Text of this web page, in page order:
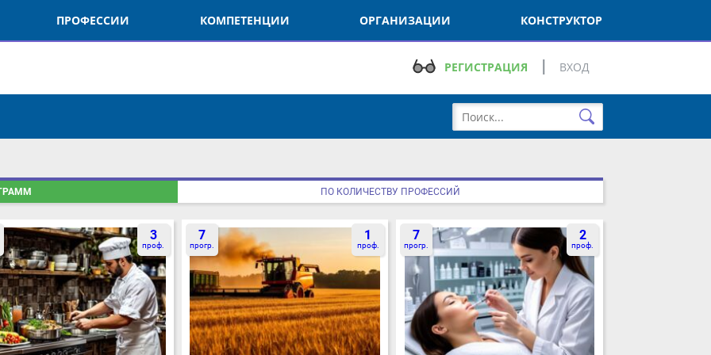
ПРОФЕССИИ КОМПЕТЕНЦИИ ОРГАНИЗАЦИИ КОНСТРУКТОР
РЕГИСТРАЦИЯ ВХОД
ПО КОЛИЧЕСТВУ ПРОФЕССИЙ
проф. прогр.
1 2
проф.